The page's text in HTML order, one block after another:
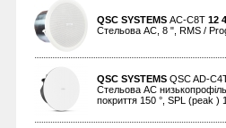
QSC SYSTEMS AC-C8T 12
Стельова АС, 8 ", RMS /
QSC SYSTEMS QSC AD-
Стельова АС
покриття 150 °, SPL (peak )